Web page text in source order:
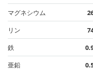
マグネシウム
リン
鉄
亜鉛